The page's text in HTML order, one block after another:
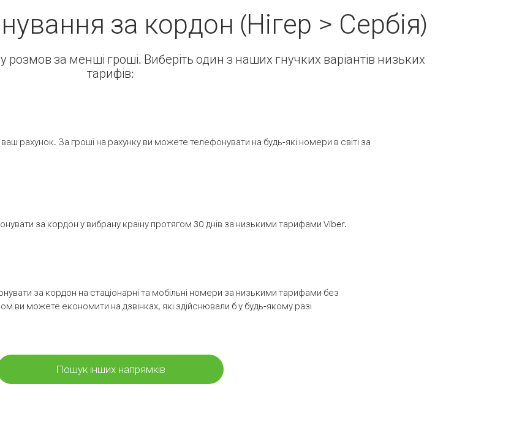
за кордон (Нігер > Сербія)
розмов за менші гроші. Виберіть один з наших гнучких варіантів низьких
тарифів:
рахунок. За гроші на рахунку ви можете телефонувати на будь-які номери в світі за
за кордон у вибрану країну протягом 30 днів за низькими тарифами Viber.
за кордон на стаціонарні та мобільні номери за низькими тарифами без
ви можете економити на дзвінках, які здійснювали б у будь-якому разі
Пошук інших напрямків